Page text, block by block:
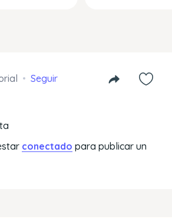
Seguir
conectado para publicar un